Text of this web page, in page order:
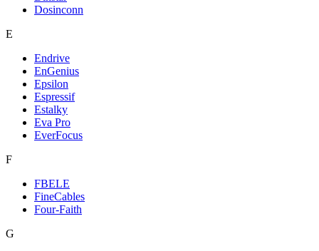
Dosinconn
E
Endrive
EnGenius
Epsilon
Espressif
Estalky
Eva Pro
EverFocus
F
FBELE
FineCables
Four-Faith
G